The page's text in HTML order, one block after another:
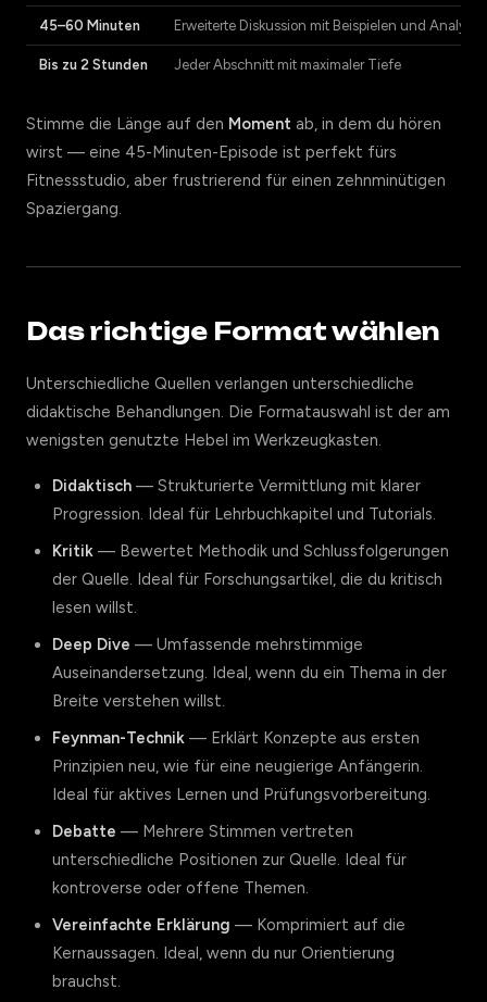
45–60 Minuten Erweiterte Diskussion mit Beispielen und Analyse
Bis zu 2 Stunden Jeder Abschnitt mit maximaler Tiefe
Stimme die Länge auf den Moment ab, in dem du hören
wirst — eine 45-Minuten-Episode ist perfekt fürs
Fitnessstudio, aber frustrierend für einen zehnminütigen
Spaziergang.
Das richtige Format wählen
Unterschiedliche Quellen verlangen unterschiedliche
didaktische Behandlungen. Die Formatauswahl ist der am
wenigsten genutzte Hebel im Werkzeugkasten.
Didaktisch — Strukturierte Vermittlung mit klarer
Progression. Ideal für Lehrbuchkapitel und Tutorials.
Kritik — Bewertet Methodik und Schlussfolgerungen
der Quelle. Ideal für Forschungsartikel, die du kritisch
lesen willst.
Deep Dive — Umfassende mehrstimmige
Auseinandersetzung. Ideal, wenn du ein Thema in der
Breite verstehen willst.
Feynman-Technik — Erklärt Konzepte aus ersten
Prinzipien neu, wie für eine neugierige Anfängerin.
Ideal für aktives Lernen und Prüfungsvorbereitung.
Debatte — Mehrere Stimmen vertreten
unterschiedliche Positionen zur Quelle. Ideal für
kontroverse oder offene Themen.
Vereinfachte Erklärung — Komprimiert auf die
Kernaussagen. Ideal, wenn du nur Orientierung
brauchst.